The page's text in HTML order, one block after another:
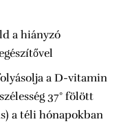
a hiányzó
a D-vitamin
37° fölött
a téli hónapokban